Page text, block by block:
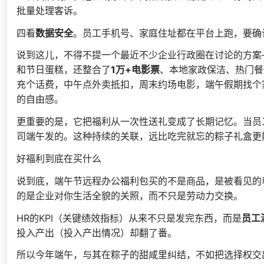
批量处理客诉。
四看数据安全。员工手机号、家庭住址都在平台上跑，要
说到这儿，不得不提一个最近不少企业行政圈在讨论的方
和节日蛋糕，还整合了1万+电影票、本地家政保洁、热门
充个话费，中午点外卖抵扣，周末约场电影，端午假期找
的自由感。
更重要的是，它把福利从一次性送礼变成了长期记忆。当
司端午发的。这种持续的关联，远比吃完就忘的粽子礼盒
好福利到底在买什么
说到底，端午节远程办公福利包买的不是商品，是被看见
的是企业对你生活全貌的关照，而不只是劳动力交换。
HR的KPI（关键绩效指标）从来不只是发完东西，而是员工
投入产出（投入产出情况）却翻了番。
所以今年端午，与其在粽子的甜咸里纠结，不如把选择权